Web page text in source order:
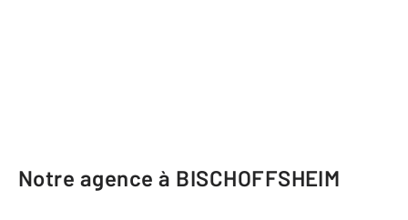
Notre agence à BISCHOFFSHEIM